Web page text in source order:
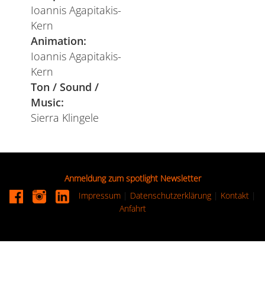
Ioannis Agapitakis-
Kern
Animation:
Ioannis Agapitakis-
Kern
Ton / Sound /
Music:
Sierra Klingele
Anmeldung zum spotlight Newsletter
Impressum| Datenschutzerklärung| Kontakt|
Anfahrt